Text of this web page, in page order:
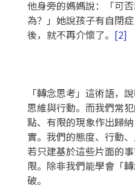
他身旁的媽媽說：「可
為？」她說孩子有自閉
後，就不再介懷了。 [2]
「轉念思考」這術語，
思維與行動。而我們常
點、有限的現象作出歸
實。我們的態度、行動
若只建基於這些片面的
限。除非我們能學會「
破。